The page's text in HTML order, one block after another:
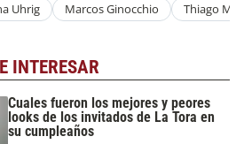
Uhrig Marcos Ginocchio Thiago
INTERESAR
Cuales fueron los mejores y peores
looks de los invitados de La Tora en
su cumpleaños